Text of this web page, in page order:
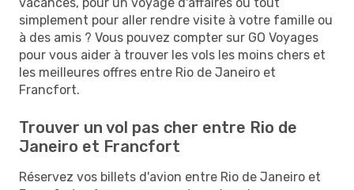
simplement pour aller rendre visite à votre famille ou
à des amis ? Vous pouvez compter sur GO Voyages
pour vous aider à trouver les vols les moins chers et
les meilleures offres entre Rio de Janeiro et
Francfort.
Trouver un vol pas cher entre Rio de
Janeiro et Francfort
Réservez vos billets d'avion entre Rio de Janeiro et